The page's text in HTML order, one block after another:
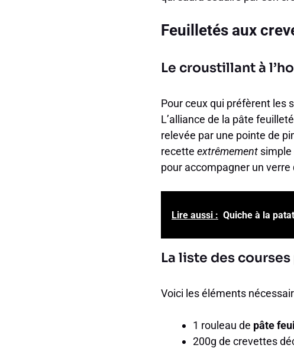
Feuilletés aux
Le croustillant à
Pour ceux qui préfèrent les
L’alliance de la pâte
relevée par une pointe de
recette extrêmement
pour accompagner un verre
Lire aussi : Quiche à la
La liste des
Voici les éléments
1 rouleau de pâte
200g de crevettes